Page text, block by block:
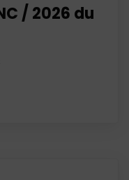
/ 2026 du